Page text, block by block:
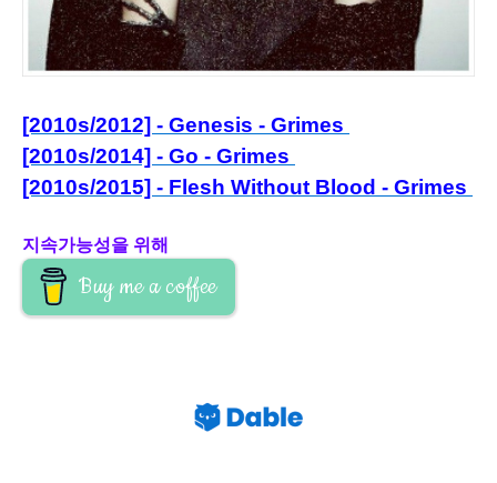
[2010s/2012] - Genesis - Grimes
[2010s/2014] - Go - Grimes
[2010s/2015] - Flesh Without Blood - Grimes
지속가능성을 위해
Buy me a coffee